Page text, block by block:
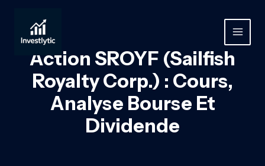
contenu
MAIN
Action SROYF (Sailfish
Royalty Corp.) : Cours,
Analyse Bourse Et
Dividende